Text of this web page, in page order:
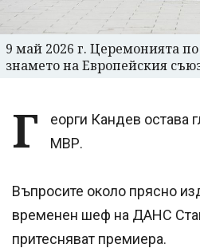
9 май 2026 г. Церемонията
знамето на Европейския
Г
еорги Кандев остава
МВР.
Въпросите около прясно
временен шеф на ДАНС
притесняват премиера.